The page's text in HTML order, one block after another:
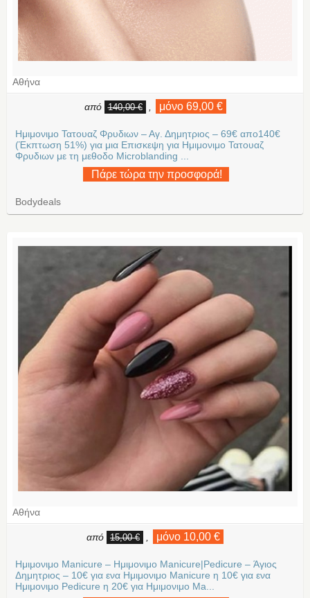
Αθήνα
από 140,00 € μόνο 69,00 €
Ημιμονιμο Τατουαζ Φρυδιων – Αγ. Δημητριος – 69€ απο140€
(Έκπτωση 51%) για μια Επισκεψη για Ημιμονιμο Τατουαζ
Φρυδιων με τη μεθοδο Μicroblanding ...
Πάρε τώρα την προσφορά!
Bodydeals
Αθήνα
από 15,00 € μόνο 10,00 €
Ημιμονιμο Manicure – Ημιμονιμο Manicure|Pedicure – Άγιος
Δημητριος – 10€ για ενα Ημιμονιμο Manicure η 10€ για ενα
Ημιμονιμο Pedicure η 20€ για Ημιμονιμο Ma...